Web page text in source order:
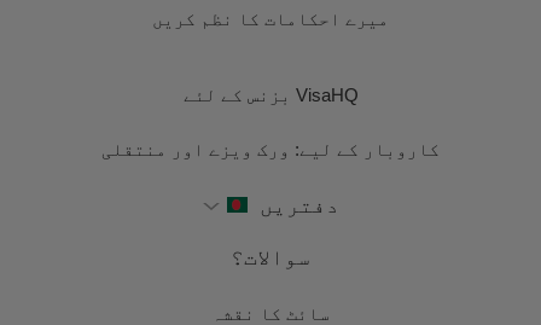
میرے احکامات کا نظم کریں
VisaHQ بزنس کے لئے
کاروبار کے لیے: ورک ویزے اور منتقلی
دفتریں
سوالات؟
سائٹ کا نقشہ